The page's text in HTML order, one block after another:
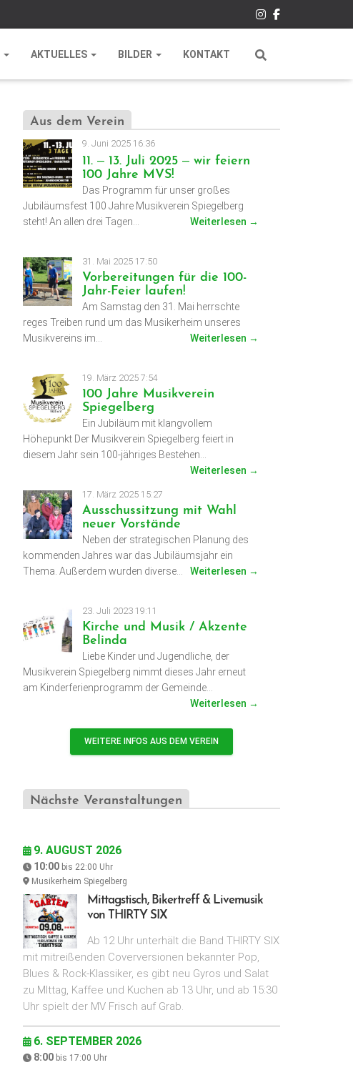
AKTUELLES BILDER KONTAKT
Aus dem Verein
9. Juni 2025 16:36
11. – 13. Juli 2025 – wir feiern
100 Jahre MVS!
Das Programm für unser großes
Jubiläumsfest 100 Jahre Musikverein Spiegelberg
steht! An allen drei Tagen…
Weiterlesen →
31. Mai 2025 17:50
Vorbereitungen für die 100-
Jahr-Feier laufen!
Am Samstag den 31. Mai herrschte
reges Treiben rund um das Musikerheim unseres
Musikvereins im…
Weiterlesen →
19. März 2025 7:54
100 Jahre Musikverein
Spiegelberg
Ein Jubiläum mit klangvollem
Höhepunkt Der Musikverein Spiegelberg feiert in
diesem Jahr sein 100-jähriges Bestehen…
Weiterlesen →
17. März 2025 15:27
Ausschussitzung mit Wahl
neuer Vorstände
Neben der strategischen Planung des
kommenden Jahres war das Jubiläumsjahr ein
Thema. Außerdem wurden diverse…
Weiterlesen →
23. Juli 2023 19:11
Kirche und Musik / Akzente
Belinda
Liebe Kinder und Jugendliche, der
Musikverein Spiegelberg nimmt dieses Jahr erneut
am Kinderferienprogramm der Gemeinde…
Weiterlesen →
WEITERE INFOS AUS DEM VEREIN
Nächste Veranstaltungen
9. AUGUST 2026
10:00 bis 22:00 Uhr
Musikerheim Spiegelberg
Mittagstisch, Bikertreff & Livemusik
von THIRTY SIX
Ab 12 Uhr unterhält die Band THIRTY SIX
mit mitreißenden Coverversionen bekannter Pop,
Blues & Rock-Klassiker, es gibt neu Gyros und Salat
zu MIttag, Kaffee und Kuchen ab 13 Uhr, und ab 15:30
Uhr spielt der MV Frisch auf Grab.
6. SEPTEMBER 2026
8:00 bis 17:00 Uhr